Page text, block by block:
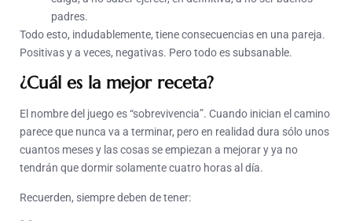
padres.
Todo esto, indudablemente, tiene consecuencias en una pareja.
Positivas y a veces, negativas. Pero todo es subsanable.
¿Cuál es la mejor receta?
El nombre del juego es “sobrevivencia”. Cuando inician el camino
parece que nunca va a terminar, pero en realidad dura sólo unos
cuantos meses y las cosas se empiezan a mejorar y ya no
tendrán que dormir solamente cuatro horas al día.
Recuerden, siempre deben de tener: